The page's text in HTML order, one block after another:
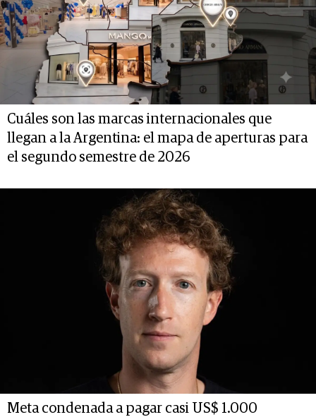
Cuáles son las marcas internacionales que
llegan a la Argentina: el mapa de aperturas para
el segundo semestre de 2026
Meta condenada a pagar casi US$ 1.000